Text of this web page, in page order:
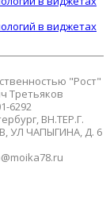
в виджетах
"Рост"
Третьяков
6292
ВН.ТЕР.Г.
УЛ ЧАПЫГИНА, Д. 6